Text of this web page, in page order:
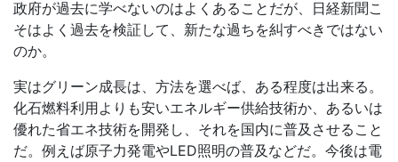
政府が過去に学べないのはよくあることだが、日経新聞こ
そはよく過去を検証して、新たな過ちを糾すべきではない
のか。
実はグリーン成長は、方法を選べば、ある程度は出来る。
化石燃料利用よりも安いエネルギー供給技術か、あるいは
優れた省エネ技術を開発し、それを国内に普及させること
だ。例えば原子力発電やLED照明の普及などだ。今後は電